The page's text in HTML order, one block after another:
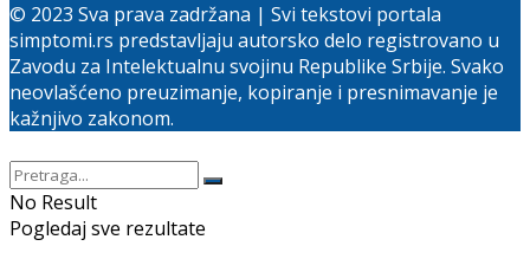
© 2023 Sva prava zadržana | Svi tekstovi portala
simptomi.rs predstavljaju autorsko delo registrovano u
Zavodu za Intelektualnu svojinu Republike Srbije. Svako
neovlašćeno preuzimanje, kopiranje i presnimavanje je
kažnjivo zakonom.
No Result
Pogledaj sve rezultate